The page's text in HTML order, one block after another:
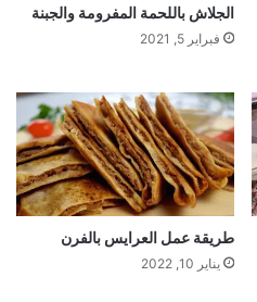
الجلاش باللحمة المفرومة والجبنة
فبراير 5, 2021
طريقة عمل العرايس بالفرن
يناير 10, 2022